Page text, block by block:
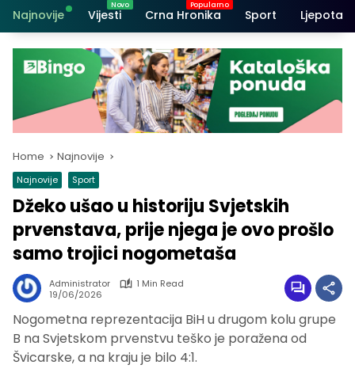
Najnovije Vijesti Crna Hronika Sport Ljepota i
Home Najnovije
Najnovije Sport
Džeko ušao u historiju Svjetskih
prvenstava, prije njega je ovo prošlo
samo trojici nogometaša
Administrator
1 Min Read
19/06/2026
Nogometna reprezentacija BiH u drugom kolu grupe
B na Svjetskom prvenstvu teško je poražena od
Švicarske, a na kraju je bilo 4:1.